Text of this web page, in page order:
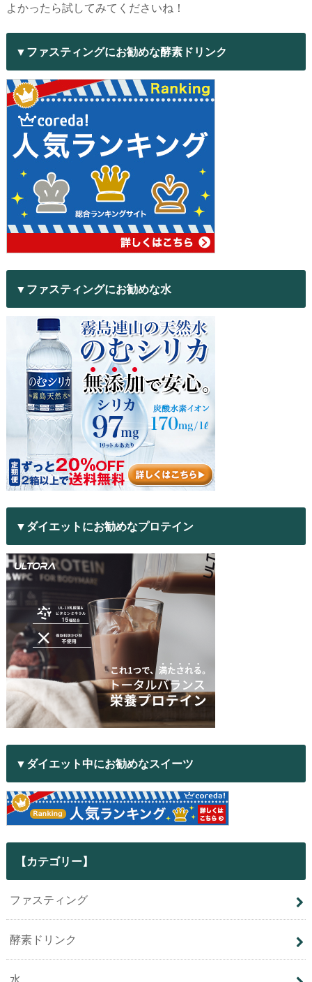
よかったら試してみてくださいね！
▼ファスティングにお勧めな酵素ドリンク
▼ファスティングにお勧めな水
▼ダイエットにお勧めなプロテイン
▼ダイエット中にお勧めなスイーツ
【カテゴリー】
ファスティング
酵素ドリンク
水